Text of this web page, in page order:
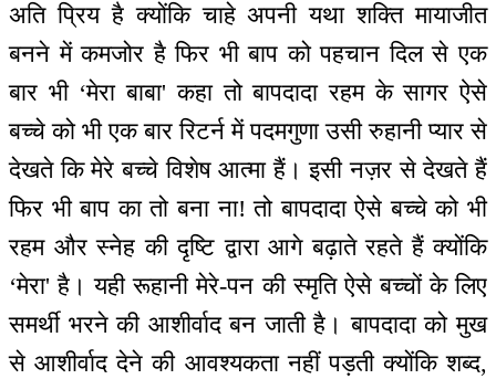
अति प्रिय है क्योंकि चाहे अपनी यथा शक्ति मायाजीत
बनने में कमजोर है फिर भी बाप को पहचान दिल से एक
बार भी ‘मेरा बाबा' कहा तो बापदादा रहम के सागर ऐसे
बच्चे को भी एक बार रिटर्न में पदमगुणा उसी रुहानी प्यार से
देखते कि मेरे बच्चे विशेष आत्मा हैं। इसी नज़र से देखते हैं
फिर भी बाप का तो बना ना! तो बापदादा ऐसे बच्चे को भी
रहम और स्नेह की दृष्टि द्वारा आगे बढ़ाते रहते हैं क्योंकि
‘मेरा' है। यही रूहानी मेरे-पन की स्मृति ऐसे बच्चों के लिए
समर्थी भरने की आशीर्वाद बन जाती है। बापदादा को मुख
से आशीर्वाद देने की आवश्यकता नहीं पड़ती क्योंकि शब्द,